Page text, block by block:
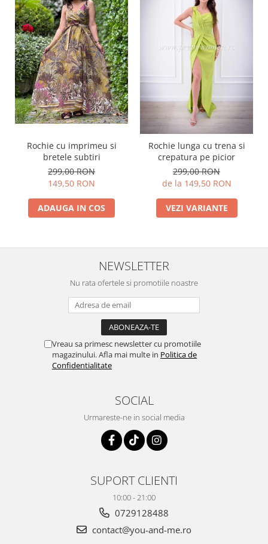
Rochie cu imprimeu si
bretele subtiri
299,00 RON
149,50 RON
ADAUGA IN COS
Rochie lunga cu trena si
crepatura pe picior
299,00 RON
de la 149,50 RON
VEZI VARIANTE
NEWSLETTER
Nu rata ofertele si promotiile noastre
Vreau sa primesc newsletter cu promotiile
magazinului. Afla mai multe in Politica de
Confidentialitate
SOCIAL
Urmareste-ne in social media
SUPORT CLIENTI
10:00 - 21:00
0729128488
contact@you-and-me.ro